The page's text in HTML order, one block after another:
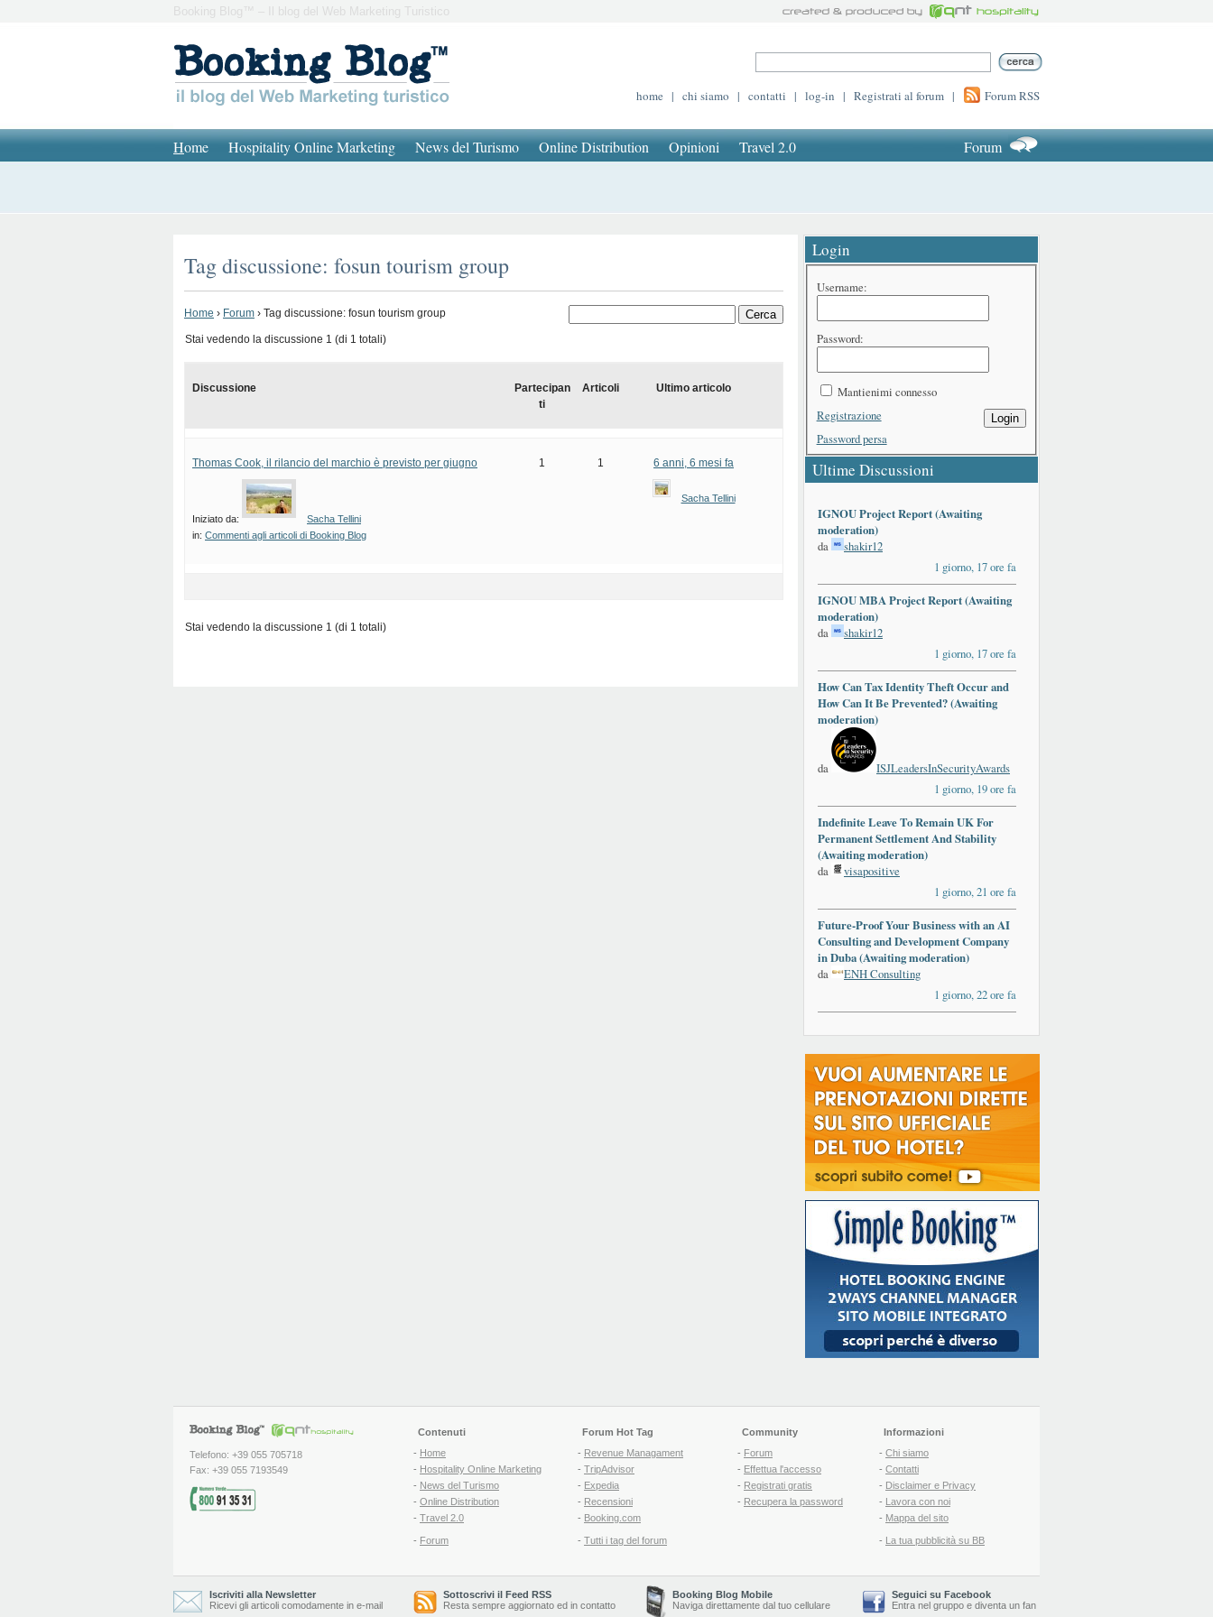
Booking Blog™ – Il blog del Web Marketing Turistico
home | chi siamo | contatti | log-in | Registrati al forum | Forum RSS
Home Hospitality Online Marketing News del Turismo Online Distribution Opinioni Travel 2.0 Forum
Tag discussione: fosun tourism group
Home › Forum › Tag discussione: fosun tourism group
Stai vedendo la discussione 1 (di 1 totali)
Discussione
Partecipan
ti
Articoli Ultimo articolo
Thomas Cook, il rilancio del marchio è previsto per giugno
Iniziato da:
Sacha Tellini
in: Commenti agli articoli di Booking Blog
1 1 6 anni, 6 mesi fa
Sacha Tellini
Stai vedendo la discussione 1 (di 1 totali)
Login
Username:
Password:
Mantienimi connesso
Login
Registrazione
Password persa
Ultime Discussioni
IGNOU Project Report (Awaiting
moderation)
da
shakir12
1 giorno, 17 ore fa
IGNOU MBA Project Report (Awaiting
moderation)
da
shakir12
1 giorno, 17 ore fa
How Can Tax Identity Theft Occur and
How Can It Be Prevented? (Awaiting
moderation)
da
ISJLeadersInSecurityAwards
1 giorno, 19 ore fa
Indefinite Leave To Remain UK For
Permanent Settlement And Stability
(Awaiting moderation)
da
visapositive
1 giorno, 21 ore fa
Future-Proof Your Business with an AI
Consulting and Development Company
in Duba (Awaiting moderation)
da
ENH Consulting
1 giorno, 22 ore fa
Telefono: +39 055 705718
Fax: +39 055 7193549
Contenuti
- Home
- Hospitality Online Marketing
- News del Turismo
- Online Distribution
- Travel 2.0
- Forum
Forum Hot Tag
- Revenue Managament
- TripAdvisor
- Expedia
- Recensioni
- Booking.com
- Tutti i tag del forum
Community
- Forum
- Effettua l'accesso
- Registrati gratis
- Recupera la password
Informazioni
- Chi siamo
- Contatti
- Disclaimer e Privacy
- Lavora con noi
- Mappa del sito
- La tua pubblicità su BB
Iscriviti alla Newsletter
Ricevi gli articoli comodamente in e-mail
Sottoscrivi il Feed RSS
Resta sempre aggiornato ed in contatto
Booking Blog Mobile
Naviga direttamente dal tuo cellulare
Seguici su Facebook
Entra nel gruppo e diventa un fan